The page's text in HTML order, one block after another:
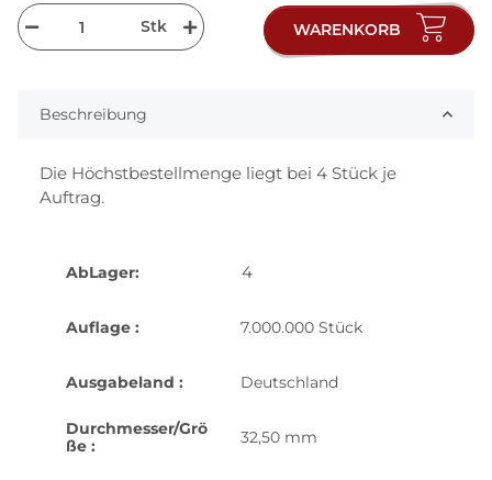
Stk WARENKORB
Beschreibung
Die Höchstbestellmenge liegt bei 4 Stück je
Auftrag.
AbLager: 4
Auflage : 7.000.000 Stück
Ausgabeland : Deutschland
Durchmesser/Grö
ße :
32,50 mm